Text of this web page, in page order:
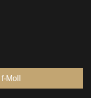
f-Moll